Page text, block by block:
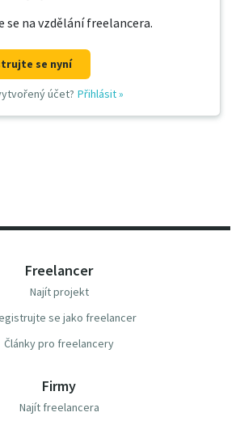
se na vzdělání freelancera.
se nyní
účet? Přihlásit»
Freelancer
Najít projekt
se jako freelancer
Články pro freelancery
Firmy
Najít freelancera